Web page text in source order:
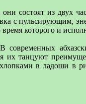
состоят из двух
с пульсирующим,
которого и
современных
танцуют
в ладоши в